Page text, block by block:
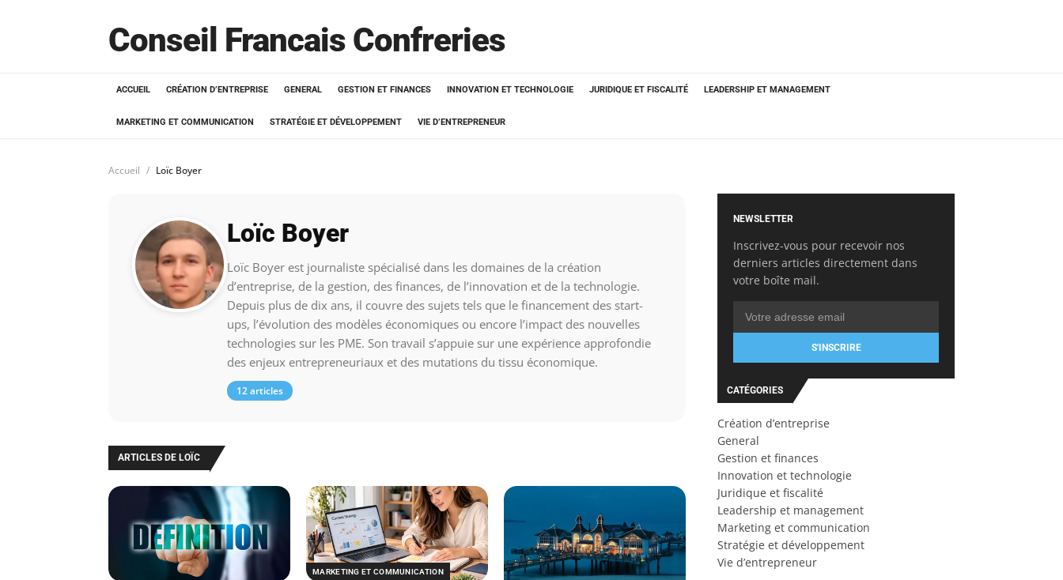
Conseil Francais Confreries
ACCUEIL CRÉATION D’ENTREPRISE GENERAL GESTION ET FINANCES INNOVATION ET TECHNOLOGIE JURIDIQUE ET FISCALITÉ LEADERSHIP ET MANAGEMENT
MARKETING ET COMMUNICATION STRATÉGIE ET DÉVELOPPEMENT VIE D’ENTREPRENEUR
Accueil Loïc Boyer
Loïc Boyer
Loïc Boyer est journaliste spécialisé dans les domaines de la création
d’entreprise, de la gestion, des finances, de l’innovation et de la technologie.
Depuis plus de dix ans, il couvre des sujets tels que le financement des start-
ups, l’évolution des modèles économiques ou encore l’impact des nouvelles
technologies sur les PME. Son travail s’appuie sur une expérience approfondie
des enjeux entrepreneuriaux et des mutations du tissu économique.
12 articles
ARTICLES DE LOÏC
MARKETING ET COMMUNICATION
NEWSLETTER
Inscrivez-vous pour recevoir nos
derniers articles directement dans
votre boîte mail.
S'INSCRIRE
CATÉGORIES
Création d’entreprise
General
Gestion et finances
Innovation et technologie
Juridique et fiscalité
Leadership et management
Marketing et communication
Stratégie et développement
Vie d’entrepreneur